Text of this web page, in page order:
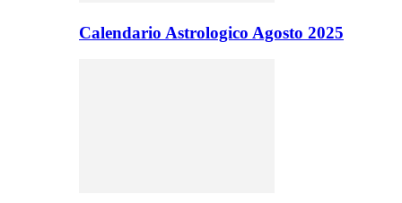
Calendario Astrologico Agosto 2025